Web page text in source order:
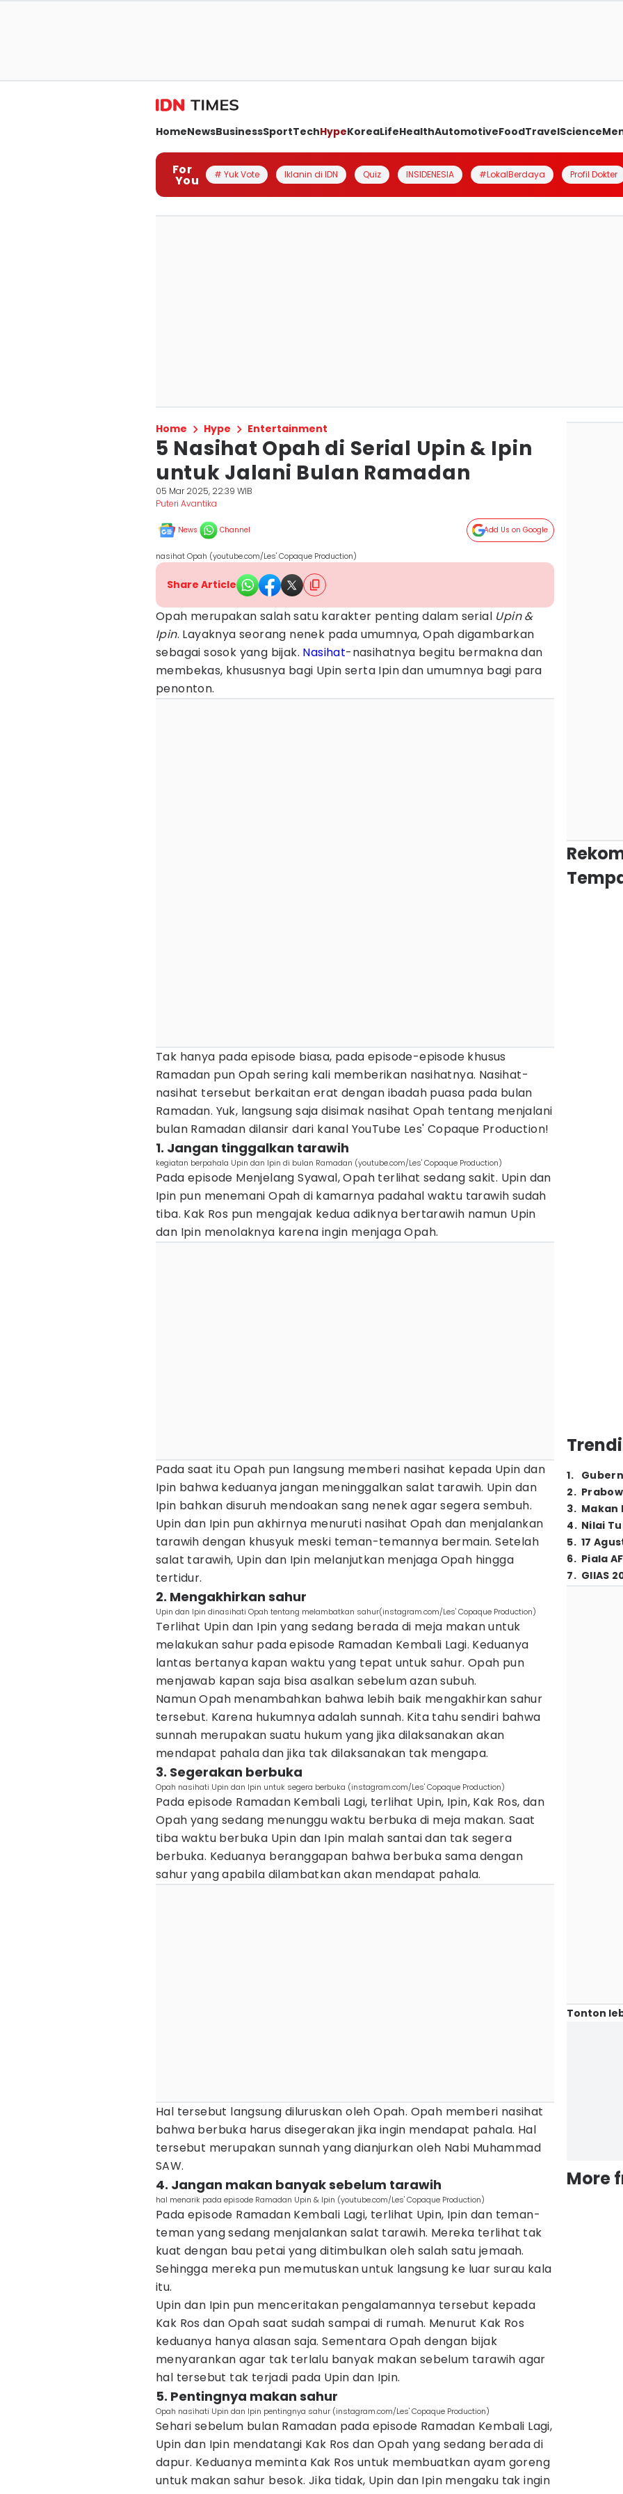
HomeNewsBusinessSportTechHypeKoreaLifeHealthAutomotiveFoodTravelScience
For
You # Yuk Vote Iklanin di IDN Quiz INSIDENESIA #LokalBerdaya Profil Dokter
Home Hype Entertainment
5 Nasihat Opah di Serial Upin & Ipin
untuk Jalani Bulan Ramadan
05 Mar 2025, 22:39 WIB
Puteri Avantika
News Channel Add Us on Google
nasihat Opah (youtube.com/Les' Copaque Production)
Share Article
Opah merupakan salah satu karakter penting dalam serial Upin &
Ipin. Layaknya seorang nenek pada umumnya, Opah digambarkan
sebagai sosok yang bijak. Nasihat-nasihatnya begitu bermakna dan
membekas, khususnya bagi Upin serta Ipin dan umumnya bagi para
penonton.
Tak hanya pada episode biasa, pada episode-episode khusus
Ramadan pun Opah sering kali memberikan nasihatnya. Nasihat-
nasihat tersebut berkaitan erat dengan ibadah puasa pada bulan
Ramadan. Yuk, langsung saja disimak nasihat Opah tentang menjalani
bulan Ramadan dilansir dari kanal YouTube Les' Copaque Production!
1. Jangan tinggalkan tarawih
kegiatan berpahala Upin dan Ipin di bulan Ramadan (youtube.com/Les' Copaque Production)
Pada episode Menjelang Syawal, Opah terlihat sedang sakit. Upin dan
Ipin pun menemani Opah di kamarnya padahal waktu tarawih sudah
tiba. Kak Ros pun mengajak kedua adiknya bertarawih namun Upin
dan Ipin menolaknya karena ingin menjaga Opah.
Pada saat itu Opah pun langsung memberi nasihat kepada Upin dan
Ipin bahwa keduanya jangan meninggalkan salat tarawih. Upin dan
Ipin bahkan disuruh mendoakan sang nenek agar segera sembuh.
Upin dan Ipin pun akhirnya menuruti nasihat Opah dan menjalankan
tarawih dengan khusyuk meski teman-temannya bermain. Setelah
salat tarawih, Upin dan Ipin melanjutkan menjaga Opah hingga
tertidur.
2. Mengakhirkan sahur
Upin dan Ipin dinasihati Opah tentang melambatkan sahur(instagram.com/Les' Copaque Production)
Terlihat Upin dan Ipin yang sedang berada di meja makan untuk
melakukan sahur pada episode Ramadan Kembali Lagi. Keduanya
lantas bertanya kapan waktu yang tepat untuk sahur. Opah pun
menjawab kapan saja bisa asalkan sebelum azan subuh.
Namun Opah menambahkan bahwa lebih baik mengakhirkan sahur
tersebut. Karena hukumnya adalah sunnah. Kita tahu sendiri bahwa
sunnah merupakan suatu hukum yang jika dilaksanakan akan
mendapat pahala dan jika tak dilaksanakan tak mengapa.
3. Segerakan berbuka
Opah nasihati Upin dan Ipin untuk segera berbuka (instagram.com/Les' Copaque Production)
Pada episode Ramadan Kembali Lagi, terlihat Upin, Ipin, Kak Ros, dan
Opah yang sedang menunggu waktu berbuka di meja makan. Saat
tiba waktu berbuka Upin dan Ipin malah santai dan tak segera
berbuka. Keduanya beranggapan bahwa berbuka sama dengan
sahur yang apabila dilambatkan akan mendapat pahala.
Hal tersebut langsung diluruskan oleh Opah. Opah memberi nasihat
bahwa berbuka harus disegerakan jika ingin mendapat pahala. Hal
tersebut merupakan sunnah yang dianjurkan oleh Nabi Muhammad
SAW.
4. Jangan makan banyak sebelum tarawih
hal menarik pada episode Ramadan Upin & Ipin (youtube.com/Les' Copaque Production)
Pada episode Ramadan Kembali Lagi, terlihat Upin, Ipin dan teman-
teman yang sedang menjalankan salat tarawih. Mereka terlihat tak
kuat dengan bau petai yang ditimbulkan oleh salah satu jemaah.
Sehingga mereka pun memutuskan untuk langsung ke luar surau kala
itu.
Upin dan Ipin pun menceritakan pengalamannya tersebut kepada
Kak Ros dan Opah saat sudah sampai di rumah. Menurut Kak Ros
keduanya hanya alasan saja. Sementara Opah dengan bijak
menyarankan agar tak terlalu banyak makan sebelum tarawih agar
hal tersebut tak terjadi pada Upin dan Ipin.
5. Pentingnya makan sahur
Opah nasihati Upin dan Ipin pentingnya sahur (instagram.com/Les' Copaque Production)
Sehari sebelum bulan Ramadan pada episode Ramadan Kembali Lagi,
Upin dan Ipin mendatangi Kak Ros dan Opah yang sedang berada di
dapur. Keduanya meminta Kak Ros untuk membuatkan ayam goreng
untuk makan sahur besok. Jika tidak, Upin dan Ipin mengaku tak ingin
1.
2.
3. Makan
4. Nilai
5. 17
6. Piala
7. GIIAS
Tonton
More